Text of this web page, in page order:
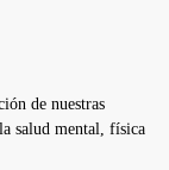
de nuestras
salud mental, física